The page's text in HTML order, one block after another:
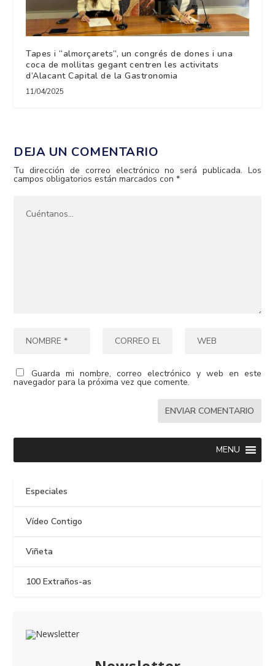
Tapes i “almorçarets”, un congrés de dones i una
coca de mollitas gegant centren les activitats
d’Alacant Capital de la Gastronomia
11/04/2025
DEJA UN COMENTARIO
Tu dirección de correo electrónico no será publicada. Los
campos obligatorios están marcados con*
Guarda mi nombre, correo electrónico y web en este
navegador para la próxima vez que comente.
MENU
Especiales
Vídeo Contigo
Viñeta
100 Extraños-as